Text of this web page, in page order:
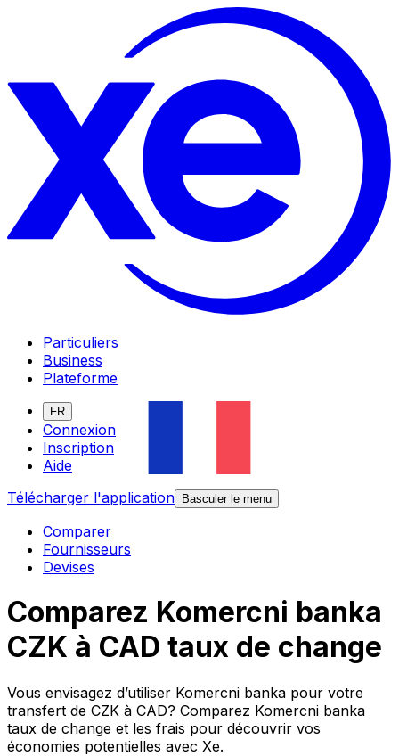
Particuliers
Business
Plateforme
FR
Connexion
Inscription
Aide
Télécharger l'application
Basculer le menu
Comparer
Fournisseurs
Devises
Comparez Komercni banka
CZK à CAD taux de change
Vous envisagez d’utiliser Komercni banka pour votre
transfert de CZK à CAD? Comparez Komercni banka
taux de change et les frais pour découvrir vos
économies potentielles avec Xe.